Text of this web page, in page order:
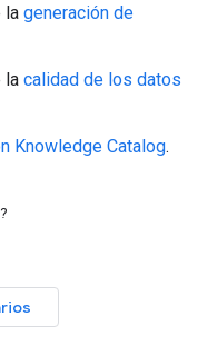
la generación de
la calidad de los datos
Knowledge Catalog.